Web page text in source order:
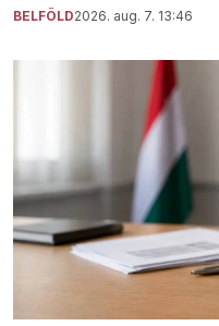
BELFÖLD2026. aug. 7. 13:46